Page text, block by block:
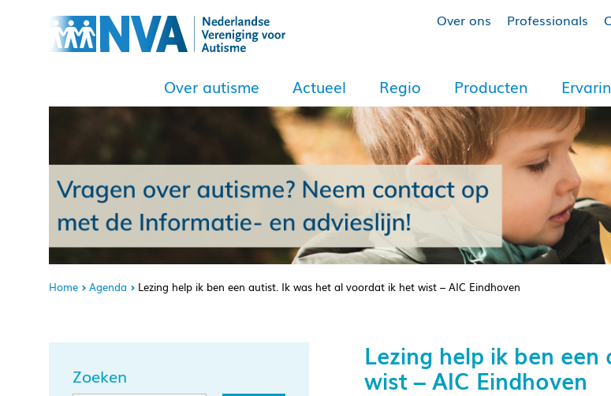
Over ons Professionals
Over autisme Actueel Regio Producten
Home Agenda Lezing help ik ben een autist. Ik was het al voordat ik het wist – AIC Eindhoven
Zoeken
Lezing help ik ben
wist – AIC Eindhoven